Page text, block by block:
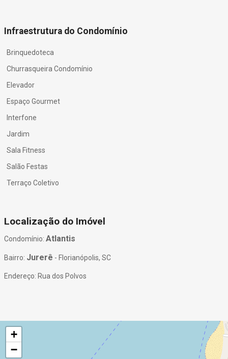
Infraestrutura do Condomínio
Brinquedoteca
Churrasqueira Condomínio
Elevador
Espaço Gourmet
Interfone
Jardim
Sala Fitness
Salão Festas
Terraço Coletivo
Localização do Imóvel
Condomínio: Atlantis
Bairro: Jurerê - Florianópolis, SC
Endereço: Rua dos Polvos
+
−